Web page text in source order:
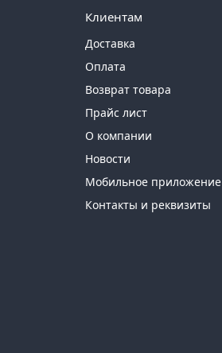
Клиентам
Доставка
Оплата
Возврат товара
Прайс лист
О компании
Новости
Мобильное приложение
Контакты и реквизиты